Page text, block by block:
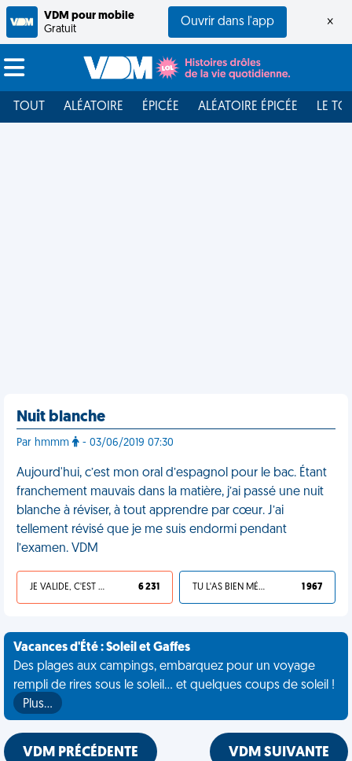
VDM pour mobile
Gratuit
Ouvrir dans l'app ×
TOUT ALÉATOIRE ÉPICÉE ALÉATOIRE ÉPICÉE LE
Nuit blanche
Par hmmm - 03/06/2019 07:30
Aujourd'hui, c’est mon oral d’espagnol pour le bac. Étant
franchement mauvais dans la matière, j’ai passé une nuit
blanche à réviser, à tout apprendre par cœur. J’ai
tellement révisé que je me suis endormi pendant
l’examen. VDM
JE VALIDE, C'EST UNE VDM 6 231 TU L'AS BIEN MÉRITÉ 1 967
Vacances d'Été : Soleil et Gaffes
Des plages aux campings, embarquez pour un voyage
rempli de rires sous le soleil... et quelques coups de soleil !
Plus…
VDM PRÉCÉDENTE VDM SUIVANTE